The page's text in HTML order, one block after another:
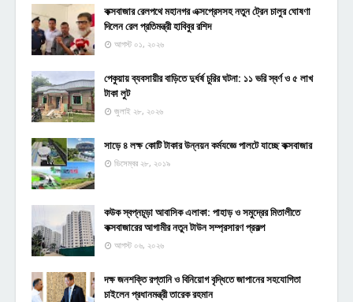
কক্সবাজার রেলপথে মহানগর এক্সপ্রেসসহ নতুন ট্রেন চালুর ঘোষণা
দিলেন রেল প্রতিমন্ত্রী হাবিবুর রশিদ
আগস্ট ০১, ২০২৬
পেকুয়ায় ব্যবসায়ীর বাড়িতে দুর্ধর্ষ চুরির ঘটনা: ১১ ভরি স্বর্ণ ও ৫ লাখ
টাকা লুট
জুলাই ২৮, ২০২৬
সাড়ে ৪ লক্ষ কোটি টাকার উন্নয়ন কর্মযজ্ঞে পালটে যাচ্ছে কক্সবাজার
ডিসেম্বর ২৮, ২০১৯
কউক স্বপ্নচূড়া আবাসিক এলাকা: পাহাড় ও সমুদ্রের মিতালীতে
কক্সবাজারের আগামীর নতুন টাউন সম্প্রসারণ প্রকল্প
আগস্ট ০৬, ২০২৬
দক্ষ জনশক্তি রপ্তানি ও বিনিয়োগ বৃদ্ধিতে জাপানের সহযোগিতা
চাইলেন প্রধানমন্ত্রী তারেক রহমান